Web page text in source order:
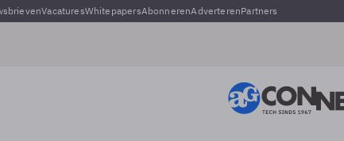
VacaturesWhitepapersAbonnerenAdverterenPartners